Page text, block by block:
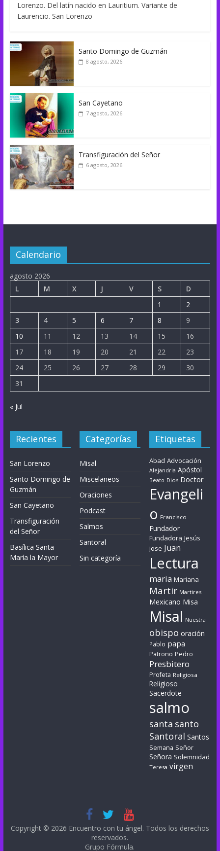
Lorenzo. Del latín nacido en Lauritium. Variante de
Laurencio. San Lorenzo
Santo Domingo de Guzmán
8 agosto, 2026
San Cayetano
7 agosto, 2026
Transfiguración del Señor
6 agosto, 2026
Calendario
agosto 2026
L
M X J V S
D
1
2
3
4 5 6 7 8
9
10
11 12 13 14 15
16
17
18 19 20 21 22
23
24
25 26 27 28 29
30
31
« Jul
Recientes
San Lorenzo
Santo Domingo de
Guzmán
San Cayetano
Transfiguración
del Señor
Basílica Santa
María la Mayor
Categorías
Misal
Miscelaneos
Oraciones
Podcast
Salmos
Santoral
Sin categoría
Etiquetas
Abad Advocación
Alejandria Apóstol
Beato Dios Doctor
Evangeli
o Francisco
Fundador
Fundadora Jesús
jose Juan
Lectura
maria Mariana
Martir Martires
Mexicano Misa
Misal Nuestra
obispo oración
Pablo papa
Patrono Pedro
Presbitero
Profeta Religiosa
Religioso
Sacerdote
salmo
santa santo
Santoral Santos
Semana Señor
Señora Solemnidad
Teresa virgen
Copyright © 2026 Encuentro con tu ángel. Todos los derechos
reservados.
Grupo Fórmula.